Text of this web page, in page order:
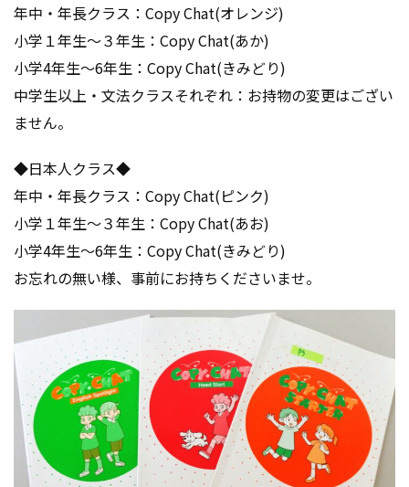
年中・年長クラス：Copy Chat(オレンジ)
小学１年生～３年生：Copy Chat(あか)
小学4年生～6年生：Copy Chat(きみどり)
中学生以上・文法クラスそれぞれ：お持物の変更はござい
ません。
◆日本人クラス◆
年中・年長クラス：Copy Chat(ピンク)
小学１年生～３年生：Copy Chat(あお)
小学4年生～6年生：Copy Chat(きみどり)
お忘れの無い様、事前にお持ちくださいませ。